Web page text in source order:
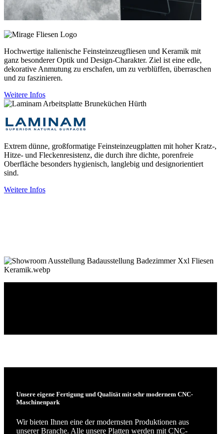
Hochwertige italienische Feinsteinzeugfliesen und Keramik mit
ganz besonderer Optik und Design-Charakter. Ziel ist eine edle,
dekorative Anmutung zu erschafen, um zu verblüffen, überraschen
und zu faszinieren.
Weitere Infos
Extrem dünne, großformatige Feinsteinzeugplatten mit hoher Kratz-,
Hitze- und Fleckenresistenz, die durch ihre dichte, porenfreie
Oberfläche besonders hygienisch, langlebig und designorientiert
sind.
Weitere Infos
Unsere eigene Fertigung und Qualität mit sehr modernem CNC-
Maschinenpark
Wir bieten Ihnen eine der modernsten Produktionen aus
unserer Branche. Alle unsere Platten werden mit CNC-